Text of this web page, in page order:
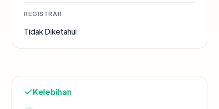
REGISTRAR
Tidak Diketahui
Kelebihan